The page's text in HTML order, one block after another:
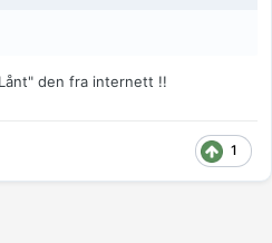
den fra internett !!
1